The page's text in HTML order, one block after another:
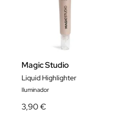
Magic Studio
Liquid Highlighter
Iluminador
3,90 €